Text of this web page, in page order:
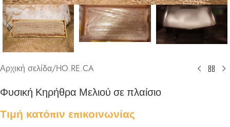
Αρχική σελίδα/HO.RE.CA
Φυσική Κηρήθρα Μελιού σε πλαίσιο
Τιμή κατόπιν επικοινωνίας